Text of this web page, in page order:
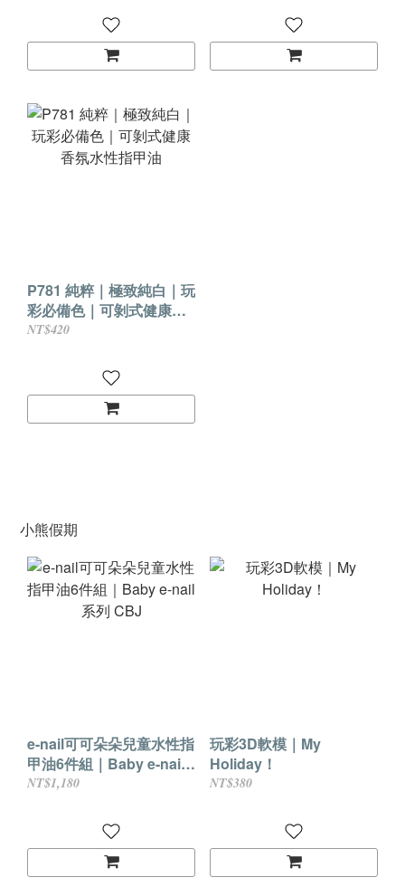
P781 純粹｜極致純白｜玩
彩必備色｜可剝式健康香
氛水性指甲油
NT$420
小熊假期
e-nail可可朵朵兒童水性指
甲油6件組｜Baby e-nail
系列 CBJ
NT$1,180
玩彩3D軟模｜My
Holiday！
NT$380